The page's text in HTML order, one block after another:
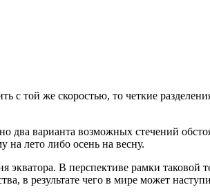
с той же скоростью, то четкие
варианта возможных стечений
на лето либо осень на весну.
экватора. В перспективе рамки
в результате чего в мире может